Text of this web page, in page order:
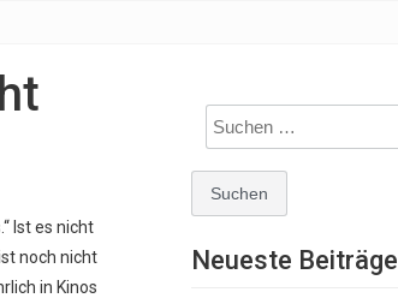
Ist es nicht
noch nicht
in Kinos
Suchen
nach:
Neueste Beiträge